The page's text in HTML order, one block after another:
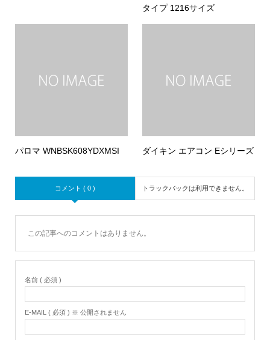
タイプ 1216サイズ
パロマ WNBSK608YDXMSI ダイキン エアコン Eシリーズ
コメント ( 0 ) トラックバックは利用できません。
この記事へのコメントはありません。
名前 ( 必須 )
E-MAIL ( 必須 ) ※ 公開されません